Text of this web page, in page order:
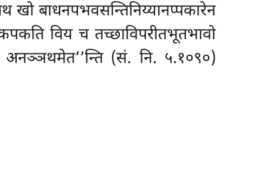
खो बाधनपभवसन्तिनिय्यानप्पकारेन
विय च तच्छाविपरीतभूतभावो
(सं. नि. ५.१०९०)